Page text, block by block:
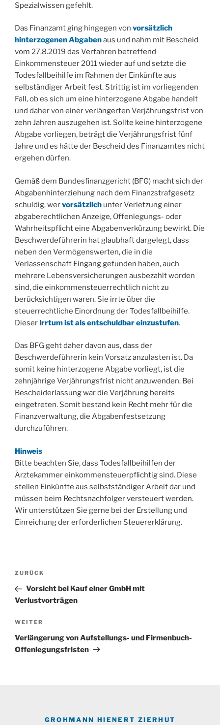
Spezialwissen gefehlt.
Das Finanzamt ging hingegen von vorsätzlich
hinterzogenen Abgabenaus und nahm mit Bescheid
vom 27.8.2019 das Verfahren betreffend
Einkommensteuer 2011 wieder auf und setzte die
Todesfallbeihilfe im Rahmen der Einkünfte aus
selbständiger Arbeit fest. Strittig ist im vorliegenden
Fall, ob es sich um eine hinterzogene Abgabe handelt
und daher von einer verlängerten Verjährungsfrist von
zehn Jahren auszugehen ist. Sollte keine hinterzogene
Abgabe vorliegen, beträgt die Verjährungsfrist fünf
Jahre und es hätte der Bescheid des Finanzamtes nicht
ergehen dürfen.
Gemäß dem Bundesfinanzgericht (BFG) macht sich der
Abgabenhinterziehung nach dem Finanzstrafgesetz
schuldig, wervorsätzlich unter Verletzung einer
abgaberechtlichen Anzeige, Offenlegungs- oder
Wahrheitspflicht eine Abgabenverkürzung bewirkt. Die
Beschwerdeführerin hat glaubhaft dargelegt, dass
neben den Vermögenswerten, die in die
Verlassenschaft Eingang gefunden haben, auch
mehrere Lebensversicherungen ausbezahlt worden
sind, die einkommensteuerrechtlich nicht zu
berücksichtigen waren. Sie irrte über die
steuerrechtliche Einordnung der Todesfallbeihilfe.
Dieser Irrtum ist als entschuldbar einzustufen.
Das BFG geht daher davon aus, dass der
Beschwerdeführerin kein Vorsatz anzulasten ist. Da
somit keine hinterzogene Abgabe vorliegt, ist die
zehnjährige Verjährungsfrist nicht anzuwenden. Bei
Bescheiderlassung war die Verjährung bereits
eingetreten. Somit bestand kein Recht mehr für die
Finanzverwaltung, die Abgabenfestsetzung
durchzuführen.
Hinweis
Bitte beachten Sie, dass Todesfallbeihilfen der
Ärztekammer einkommensteuerpflichtig sind. Diese
stellen Einkünfte aus selbstständiger Arbeit dar und
müssen beim Rechtsnachfolger versteuert werden.
Wir unterstützen Sie gerne bei der Erstellung und
Einreichung der erforderlichen Steuererklärung.
Beitragsnavigation
Vorheriger
Beitrag
ZURÜCK
Vorsicht bei Kauf einer GmbH mit
Verlustvorträgen
Nächster
Beitrag
WEITER
Verlängerung von Aufstellungs- und Firmenbuch-
Offenlegungsfristen
GROHMANN HIENERT ZIERHUT